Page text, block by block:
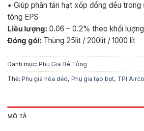
• Giúp phân tán hạt xốp đồng đều
tông EPS
Liều lượng: 0.06 – 0.2% theo khối
Đóng gói: Thùng 25lít / 200lít / 1000 lít
Danh mục: Phụ Gia Bê Tông
Thẻ: Phụ gia hóa dẻo, Phụ gia tạo bọt, TPI
MÔ TẢ